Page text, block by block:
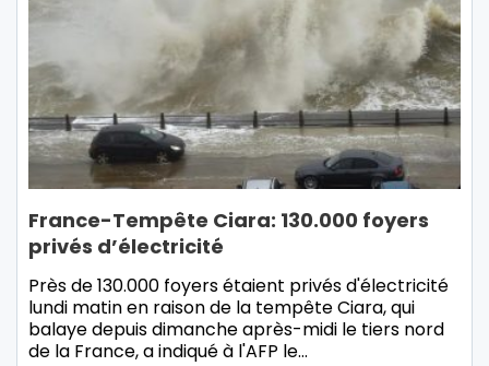
France-Tempête Ciara: 130.000 foyers
privés d’électricité
Près de 130.000 foyers étaient privés d'électricité
lundi matin en raison de la tempête Ciara, qui
balaye depuis dimanche après-midi le tiers nord
de la France, a indiqué à l'AFP le…